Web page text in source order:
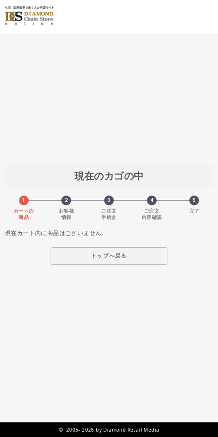
現在のカゴの中
1
カートの
商品
2
お客様
情報
3
ご注文
手続き
4
ご注文
内容確認
5
完了
現在カート内に商品はございません。
トップへ戻る
© 2005- 2026 by Diamond Retail Media